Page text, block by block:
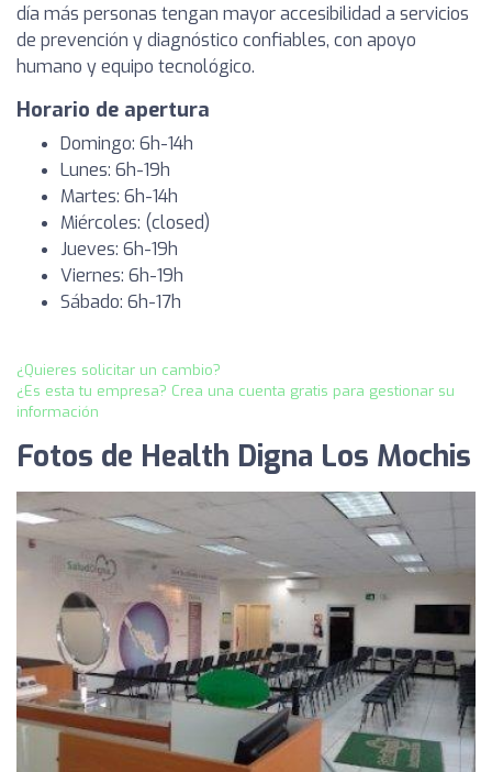
día más personas tengan mayor accesibilidad a servicios
de prevención y diagnóstico confiables, con apoyo
humano y equipo tecnológico.
Horario de apertura
Domingo: 6h-14h
Lunes: 6h-19h
Martes: 6h-14h
Miércoles: (closed)
Jueves: 6h-19h
Viernes: 6h-19h
Sábado: 6h-17h
¿Quieres solicitar un cambio?
¿Es esta tu empresa? Crea una cuenta gratis para gestionar su
información
Fotos de Health Digna Los Mochis